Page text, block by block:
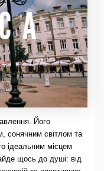
Його
сонячним світлом та
ідеальним місцем
щось до душі: від